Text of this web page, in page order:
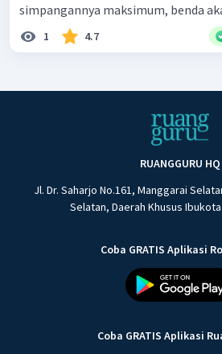
simpangannya maksimum, benda
1 4.7
RUANGGURU HQ
Jl. Dr. Saharjo No.161, Manggarai
Selatan, Daerah Khusus
Coba GRATIS Aplikasi
Coba GRATIS Aplikasi